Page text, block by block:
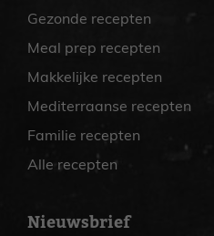
Gezonde recepten
Meal prep recepten
Makkelijke recepten
Mediterraanse recepten
Familie recepten
Alle recepten
Nieuwsbrief